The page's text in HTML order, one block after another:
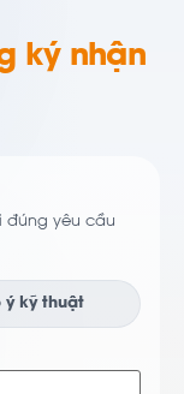
ký nhận
đúng yêu cầu
ý kỹ thuật